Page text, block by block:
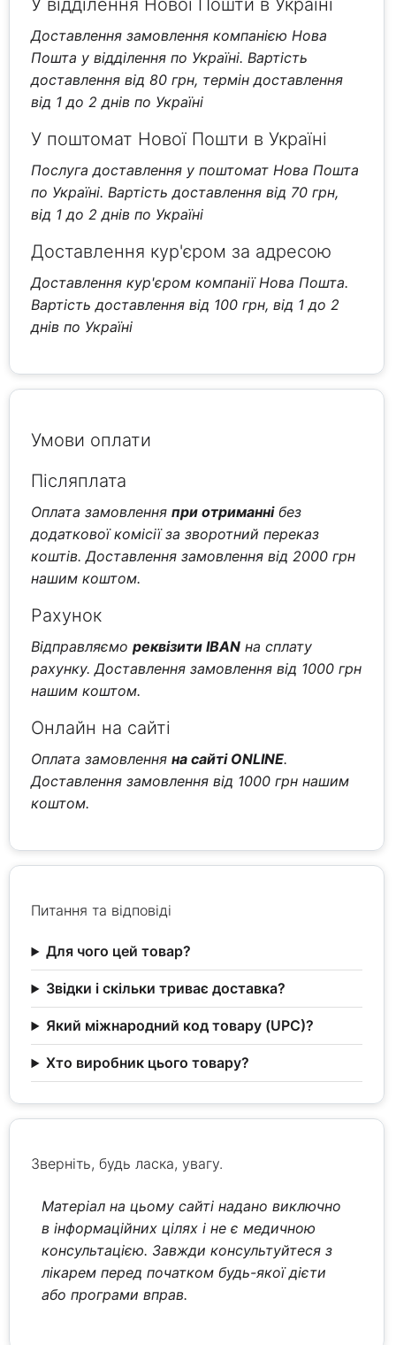
У відділення Нової Пошти в Україні
Доставлення замовлення компанією Нова
Пошта у відділення по Україні. Вартість
доставлення від 80 грн, термін доставлення
від 1 до 2 днів по Україні
У поштомат Нової Пошти в Україні
Послуга доставлення у поштомат Нова Пошта
по Україні. Вартість доставлення від 70 грн,
від 1 до 2 днів по Україні
Доставлення кур'єром за адресою
Доставлення кур'єром компанії Нова Пошта.
Вартість доставлення від 100 грн, від 1 до 2
днів по Україні
Умови оплати
Післяплата
Оплата замовленняпри отриманнібез
додаткової комісії за зворотний переказ
коштів. Доставлення замовлення від 2000 грн
нашим коштом.
Рахунок
Відправляємореквізити IBAN на сплату
рахунку. Доставлення замовлення від 1000 грн
нашим коштом.
Онлайн на сайті
Оплата замовленняна сайті ONLINE.
Доставлення замовлення від 1000 грн нашим
коштом.
Питання та відповіді
Для чого цей товар?
Звідки і скільки триває доставка?
Який міжнародний код товару (UPC)?
Хто виробник цього товару?
Зверніть, будь ласка, увагу.
Матеріал на цьому сайті надано виключно
в інформаційних цілях і не є медичною
консультацією. Завжди консультуйтеся з
лікарем перед початком будь-якої дієти
або програми вправ.